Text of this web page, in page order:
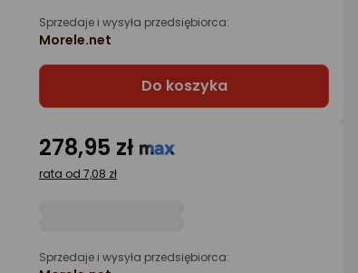
Sprzedaje i wysyła przedsiębiorca:
Morele.net
Do koszyka
278,95 zł
rata od 7,08 zł
Sprzedaje i wysyła przedsiębiorca: